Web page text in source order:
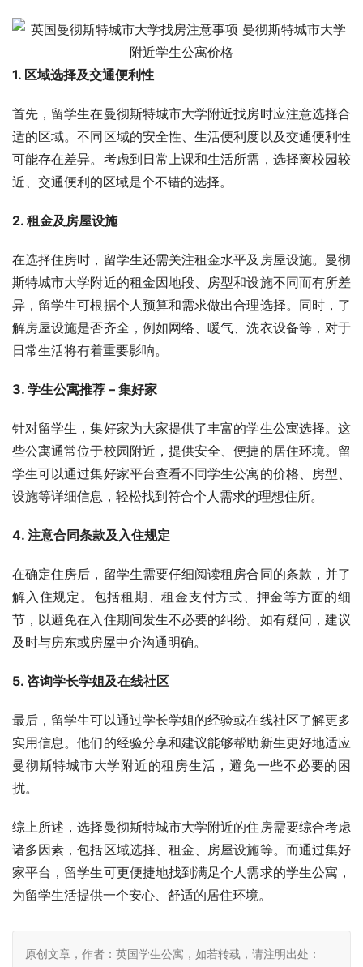
1. 区域选择及交通便利性
首先，留学生在曼彻斯特城市大学附近找房时应注意选择合
适的区域。不同区域的安全性、生活便利度以及交通便利性
可能存在差异。考虑到日常上课和生活所需，选择离校园较
近、交通便利的区域是个不错的选择。
2. 租金及房屋设施
在选择住房时，留学生还需关注租金水平及房屋设施。曼彻
斯特城市大学附近的租金因地段、房型和设施不同而有所差
异，留学生可根据个人预算和需求做出合理选择。同时，了
解房屋设施是否齐全，例如网络、暖气、洗衣设备等，对于
日常生活将有着重要影响。
3. 学生公寓推荐 – 集好家
针对留学生，集好家为大家提供了丰富的学生公寓选择。这
些公寓通常位于校园附近，提供安全、便捷的居住环境。留
学生可以通过集好家平台查看不同学生公寓的价格、房型、
设施等详细信息，轻松找到符合个人需求的理想住所。
4. 注意合同条款及入住规定
在确定住房后，留学生需要仔细阅读租房合同的条款，并了
解入住规定。包括租期、租金支付方式、押金等方面的细
节，以避免在入住期间发生不必要的纠纷。如有疑问，建议
及时与房东或房屋中介沟通明确。
5. 咨询学长学姐及在线社区
最后，留学生可以通过学长学姐的经验或在线社区了解更多
实用信息。他们的经验分享和建议能够帮助新生更好地适应
曼彻斯特城市大学附近的租房生活，避免一些不必要的困
扰。
综上所述，选择曼彻斯特城市大学附近的住房需要综合考虑
诸多因素，包括区域选择、租金、房屋设施等。而通过集好
家平台，留学生可更便捷地找到满足个人需求的学生公寓，
为留学生活提供一个安心、舒适的居住环境。
原创文章，作者：英国学生公寓，如若转载，请注明出处：